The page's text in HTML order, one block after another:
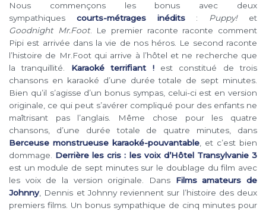
Nous commençons les bonus avec deux
sympathiques courts-métrages inédits : Puppy!et
Goodnight Mr.Foot. Le premier raconte raconte comment
Pipi est arrivée dans la vie de nos héros. Le second raconte
l’histoire de Mr.Foot qui arrive à l’hôtel et ne recherche que
la tranquillité.
Karaoké terrifiant !est constitué de trois
chansons en karaoké d’une durée totale de sept minutes.
Bien qu’il s’agisse d’un bonus sympas, celui-ci est en version
originale, ce qui peut s’avérer compliqué pour des enfants ne
maîtrisant pas l’anglais. Même chose pour les quatre
chansons, d’une durée totale de quatre minutes, dans
Berceuse monstrueuse karaoké-pouvantable
et c’est bien
dommage. Derrière les cris : les voix d’Hôtel Transylvanie 3
est un module de sept minutes sur le doublage du film avec
les voix de la version originale. Dans Films amateurs de
Johnny, Dennis et Johnny reviennent sur l’histoire des deux
premiers films. Un bonus sympathique de cinq minutes pour